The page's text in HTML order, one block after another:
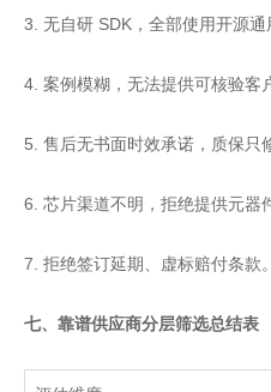
3. 无自研 SDK，全部使用开源
4. 案例模糊，无法提供可核验客
5. 售后无书面时效承诺，质保只
6. 芯片渠道不明，拒绝提供元器
7. 拒绝签订延期、虚标赔付条款。
七、靠谱供应商分层筛选总结表